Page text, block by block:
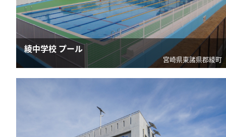
綾中学校 プール
宮崎県東諸県郡綾町